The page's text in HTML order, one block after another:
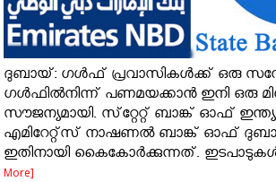
ദുബായ്: ഗള്‍ഫ് പ്രവാസികള്‍ക്ക് ഒരു
ഗള്‍ഫില്‍നിന്ന് പണമയക്കാന്‍ ഇനി ഒരു
സൗജന്യമായി. സ്‌റ്റേറ്റ് ബാങ്ക് ഓഫ്
എമിറേറ്റ്‌സ് നാഷണല്‍ ബാങ്ക് ഓഫ്
ഇതിനായി കൈകോര്‍ക്കുന്നത്.
More]